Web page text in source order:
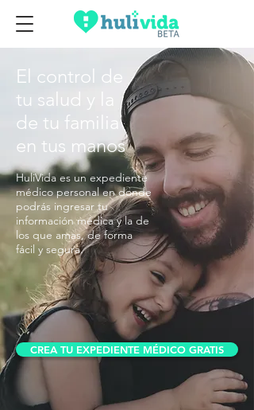
El control de
tu salud y la
de tu familia
en tus manos
HuliVida es un expediente
médico personal en donde
podrás ingresar tu
información médica y la de
los que amas, de forma
fácil y segura.
CREA TU EXPEDIENTE MÉDICO GRATIS